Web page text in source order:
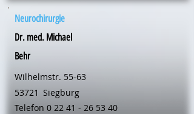
Neurochirurgie
Dr. med. Michael
Behr
Wilhelmstr. 55-63
53721 Siegburg
Telefon 0 22 41 - 26 53 40